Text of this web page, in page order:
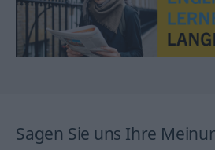
Sagen Sie uns Ihre